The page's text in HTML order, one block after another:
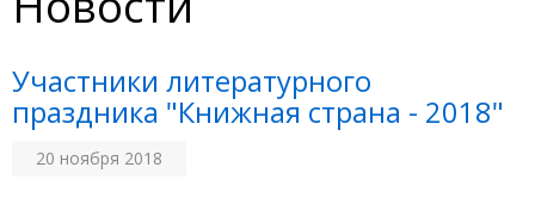
Участники литературного
праздника "Книжная страна - 2018"
20 ноября 2018